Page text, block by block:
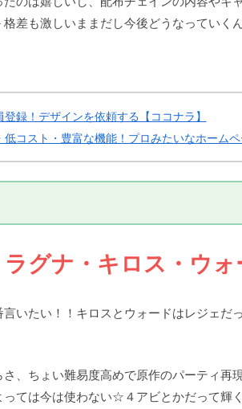
差も激しいままだし今後どうなっていく
登録！デザインを依頼する【ココナラ】
低コスト・豊富な機能！プロみたいなホーム
ラグナ・キロス・ウ
言いたい！！キロスとウォードはレジェ
、ちょい難易度高めで原作のパーティ
っては今は使わない☆４アビとかだって輝